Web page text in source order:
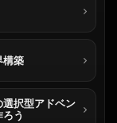
構築
選択型アドベン
う